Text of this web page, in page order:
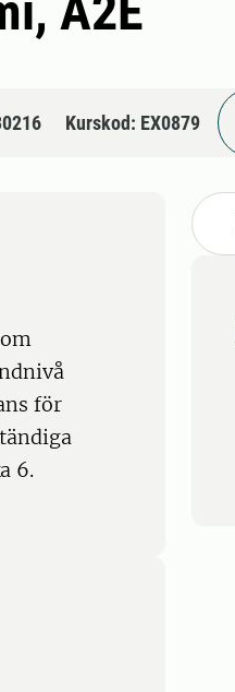
Kurskod: EX0879
för
6.